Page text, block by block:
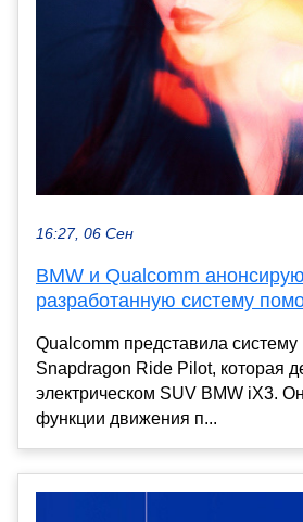
16:27, 06 Сен
BMW и Qualcomm
разработанную систему
Qualcomm представила
Snapdragon Ride Pilot, которая
электрическом SUV BMW iX3.
функции движения п...